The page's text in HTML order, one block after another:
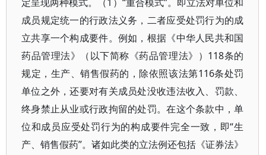
成员规定统一的行政法义务，二者应受处罚行为的成
立共享一个构成要件。例如，根据《中华人民共和国
药品管理法》（以下简称《药品管理法》）118条的
规定，生产、销售假药的，除依照该法第116条处罚
单位之外，还要对有关成员处没收违法收入、罚款、
终身禁止从业或行政拘留的处罚。在这个条款中，单
位和成员应受处罚行为的构成要件完全一致，即“生
产、销售假药”。诸如此类的立法例还包括《证券法》